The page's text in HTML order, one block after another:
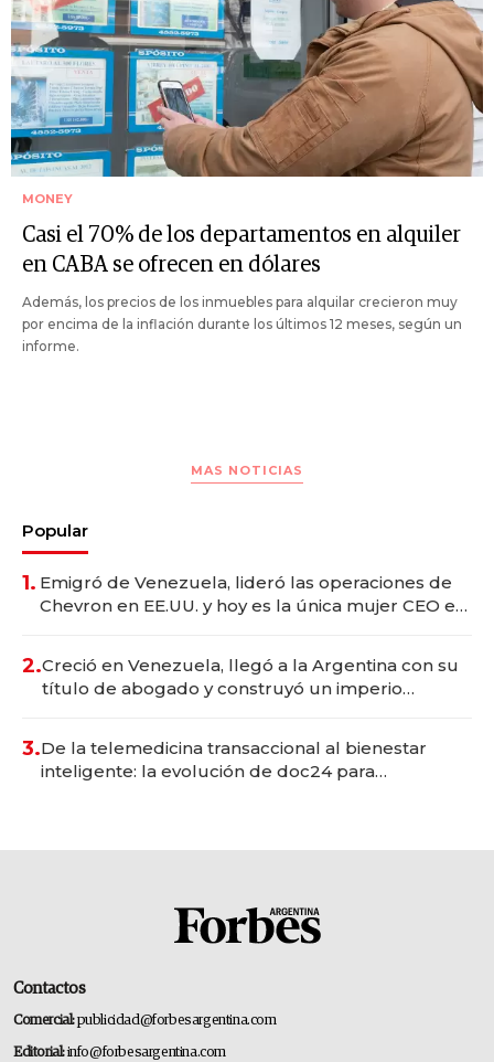
MONEY
Casi el 70% de los departamentos en alquiler
en CABA se ofrecen en dólares
Además, los precios de los inmuebles para alquilar crecieron muy
por encima de la inflación durante los últimos 12 meses, según un
informe.
MAS NOTICIAS
Popular
1. Emigró de Venezuela, lideró las operaciones de
Chevron en EE.UU. y hoy es la única mujer CEO en
2.Creció en Venezuela, llegó a la Argentina con su
título de abogado y construyó un imperio
3.De la telemedicina transaccional al bienestar
inteligente: la evolución de doc24 para
Contactos
Comercial:publicidad@forbesargentina.com
Editorial:info@forbesargentina.com